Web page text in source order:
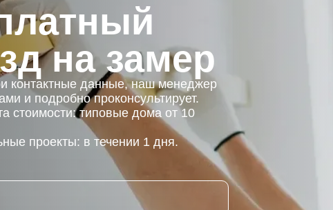
на замер
контактные данные, наш менеджер
и подробно проконсультирует.
стоимости: типовые дома от 10
проекты: в течении 1 дня.